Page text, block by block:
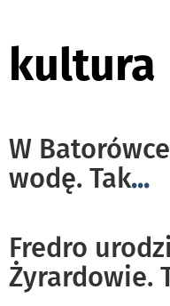
kultura
W
wodę. Tak...
Fredro
Żyrardowie.